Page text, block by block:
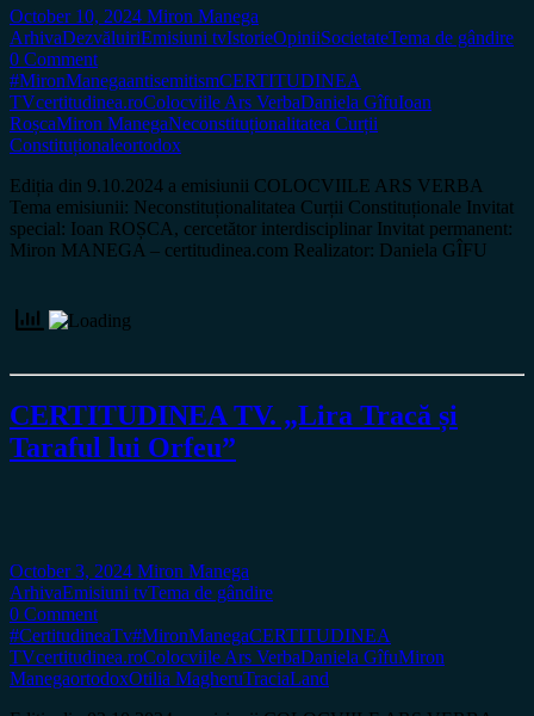
October 10, 2024 Miron Manega
ArhivaDezvăluiriEmisiuni tvIstorieOpiniiSocietateTema de gândire
0 Comment
#MironManegaantisemitismCERTITUDINEA
TVcertitudinea.roColocviile Ars VerbaDaniela GîfuIoan
RoșcaMiron ManegaNeconstituționalitatea Curții
Constituționaleortodox
Ediția din 9.10.2024 a emisiunii COLOCVIILE ARS VERBA
Tema emisiunii: Neconstituționalitatea Curții Constituționale Invitat
special: Ioan ROȘCA, cercetător interdisciplinar Invitat permanent:
Miron MANEGA – certitudinea.com Realizator: Daniela GÎFU
CERTITUDINEA TV. „Lira Tracă și
Taraful lui Orfeu”
October 3, 2024 Miron Manega
ArhivaEmisiuni tvTema de gândire
0 Comment
#CertitudineaTv#MironManegaCERTITUDINEA
TVcertitudinea.roColocviile Ars VerbaDaniela GîfuMiron
ManegaortodoxOtilia MagheruTraciaLand